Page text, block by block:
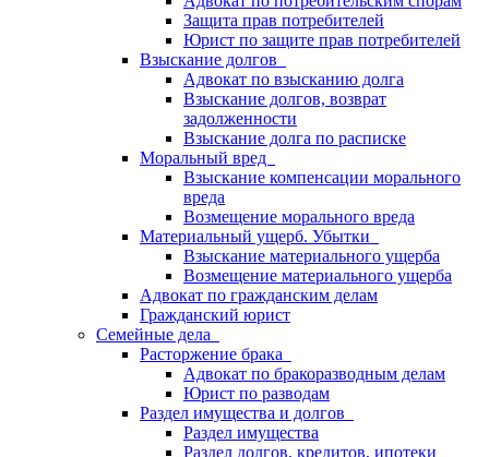
Защита прав потребителей
Юрист по защите прав потребителей
Взыскание долгов
Адвокат по взысканию долга
Взыскание долгов, возврат
задолженности
Взыскание долга по расписке
Моральный вред
Взыскание компенсации морального
вреда
Возмещение морального вреда
Материальный ущерб. Убытки
Взыскание материального ущерба
Возмещение материального ущерба
Адвокат по гражданским делам
Гражданский юрист
Семейные дела
Расторжение брака
Адвокат по бракоразводным делам
Юрист по разводам
Раздел имущества и долгов
Раздел имущества
Раздел долгов, кредитов, ипотеки